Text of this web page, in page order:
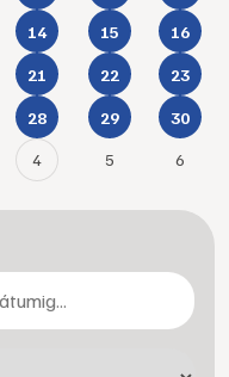
14 15 16
21 22 23
28 29 30
4 5 6